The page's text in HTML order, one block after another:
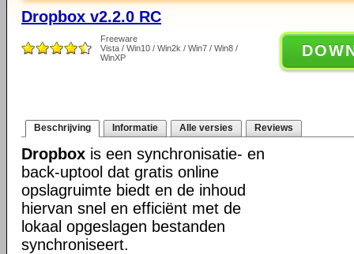
Dropbox v2.2.0 RC
Freeware
Vista / Win10 / Win2k / Win7 / Win8 /
WinXP
Beschrijving Informatie Alle versies Reviews
Dropbox is een synchronisatie- en
back-uptool dat gratis online
opslagruimte biedt en de inhoud
hiervan snel en efficiënt met de
lokaal opgeslagen bestanden
synchroniseert.